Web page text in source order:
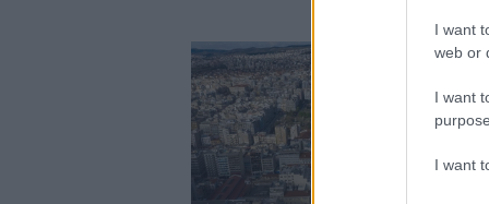
I want
web or
I want
I want